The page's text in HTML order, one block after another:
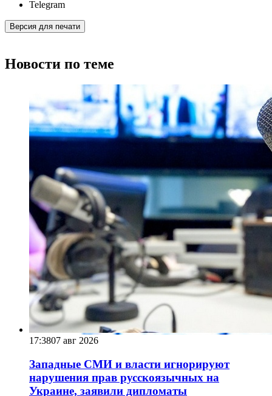
Telegram
Версия для печати
Новости по теме
17:3807 авг 2026
Западные СМИ и власти игнорируют
нарушения прав русскоязычных на
Украине, заявили дипломаты